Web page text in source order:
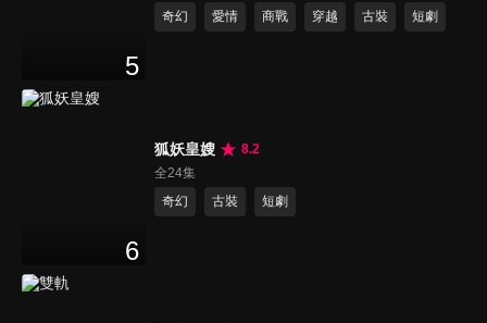
5
奇幻
愛情 商戰 穿越 古裝 短劇
6
狐妖皇嫂
8.2
全24集
奇幻
古裝 短劇